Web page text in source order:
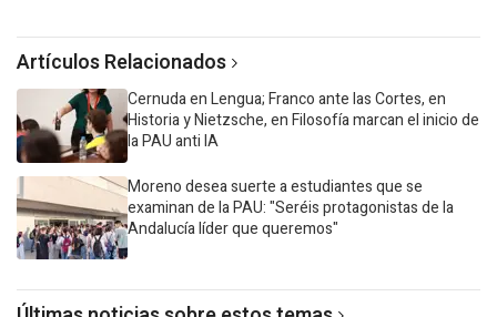
Artículos Relacionados
Cernuda en Lengua; Franco ante las Cortes, en
Historia y Nietzsche, en Filosofía marcan el inicio de
la PAU anti IA
Moreno desea suerte a estudiantes que se
examinan de la PAU: "Seréis protagonistas de la
Andalucía líder que queremos"